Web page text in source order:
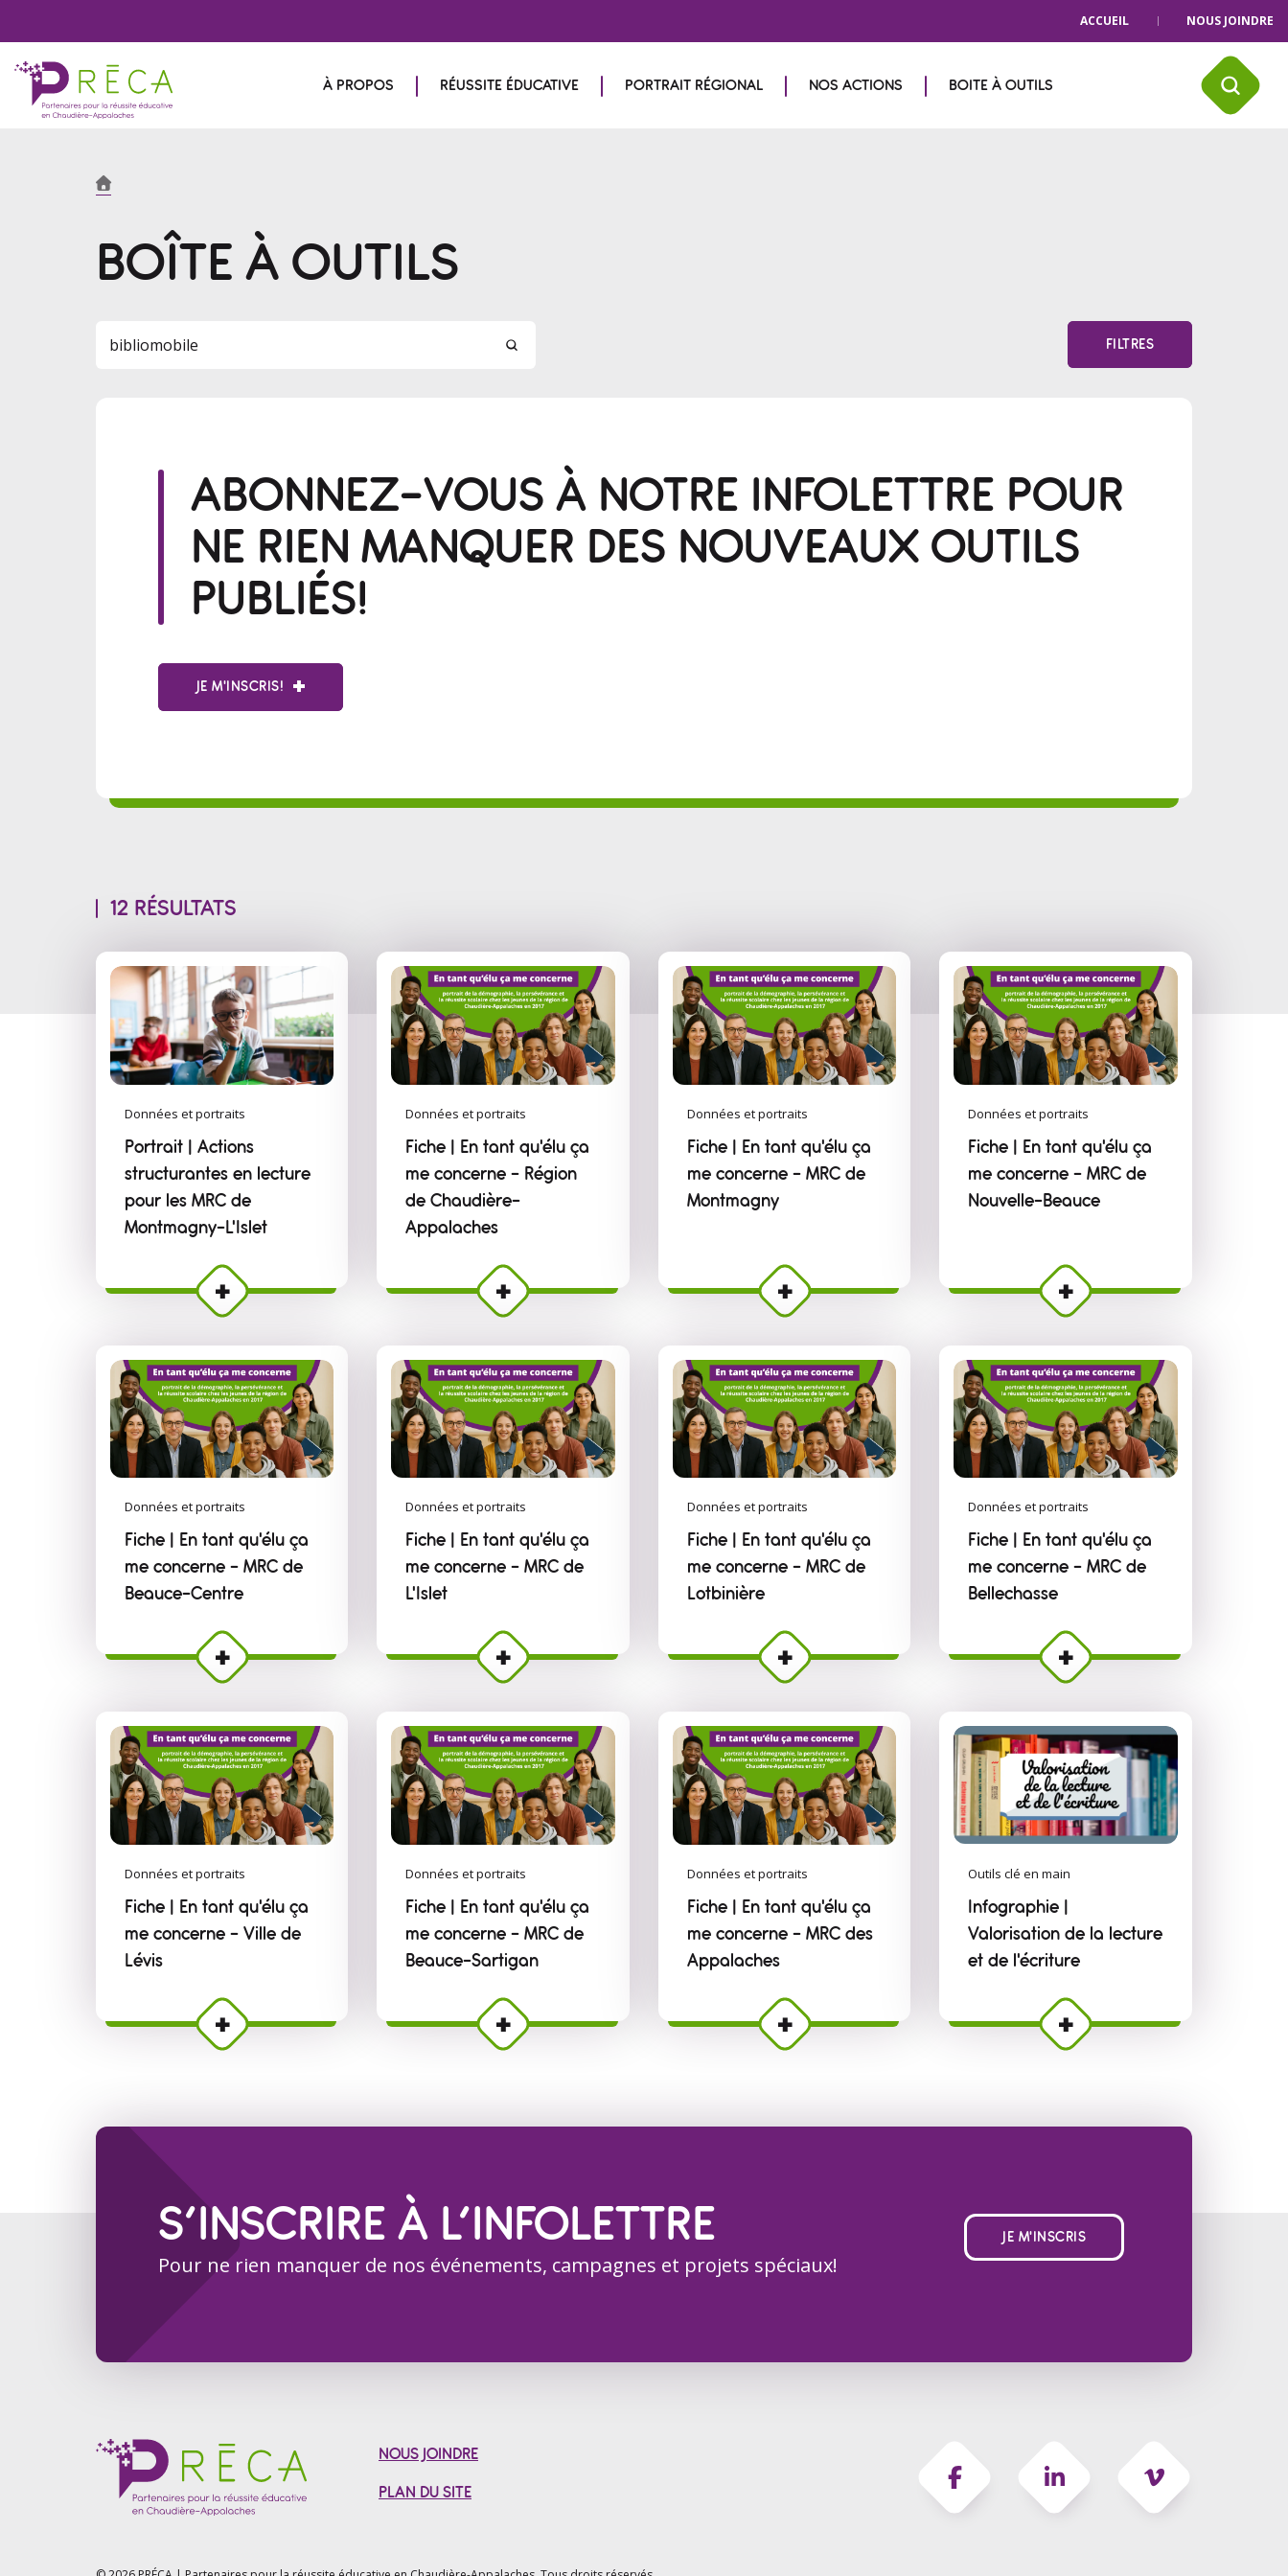
ACCUEIL NOUS JOINDRE
À PROPOS RÉUSSITE ÉDUCATIVE PORTRAIT RÉGIONAL NOS ACTIONS BOITE À OUTILS
BOÎTE À OUTILS
FILTRES
ABONNEZ-VOUS À NOTRE INFOLETTRE POUR
NE RIEN MANQUER DES NOUVEAUX OUTILS
PUBLIÉS!
JE M'INSCRIS!
12 RÉSULTATS
Données et portraits
Portrait | Actions
structurantes en lecture
pour les MRC de
Montmagny–L'Islet
Données et portraits
Fiche | En tant qu'élu ça
me concerne – Région
de Chaudière-
Appalaches
Données et portraits
Fiche | En tant qu'élu ça
me concerne – MRC de
Montmagny
Données et portraits
Fiche | En tant qu'élu ça
me concerne – MRC de
Nouvelle-Beauce
Données et portraits
Fiche | En tant qu'élu ça
me concerne – MRC de
Beauce-Centre
Données et portraits
Fiche | En tant qu'élu ça
me concerne – MRC de
L'Islet
Données et portraits
Fiche | En tant qu'élu ça
me concerne – MRC de
Lotbinière
Données et portraits
Fiche | En tant qu'élu ça
me concerne – MRC de
Bellechasse
Données et portraits
Fiche | En tant qu'élu ça
me concerne – Ville de
Lévis
Données et portraits
Fiche | En tant qu'élu ça
me concerne – MRC de
Beauce-Sartigan
Données et portraits
Fiche | En tant qu'élu ça
me concerne – MRC des
Appalaches
Outils clé en main
Infographie |
Valorisation de la lecture
et de l'écriture
S’INSCRIRE À L’INFOLETTRE
Pour ne rien manquer de nos événements, campagnes et projets spéciaux!
JE M'INSCRIS
NOUS JOINDRE
PLAN DU SITE